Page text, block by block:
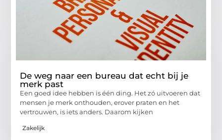
De weg naar een bureau dat echt bij je
merk past
Een goed idee hebben is één ding. Het zó uitvoeren dat
mensen je merk onthouden, erover praten en het
vertrouwen, is iets anders. Daarom kijken
Zakelijk